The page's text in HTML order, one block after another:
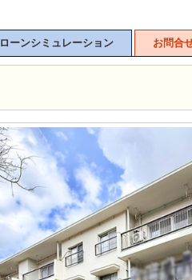
ローンシミュレーション お問合